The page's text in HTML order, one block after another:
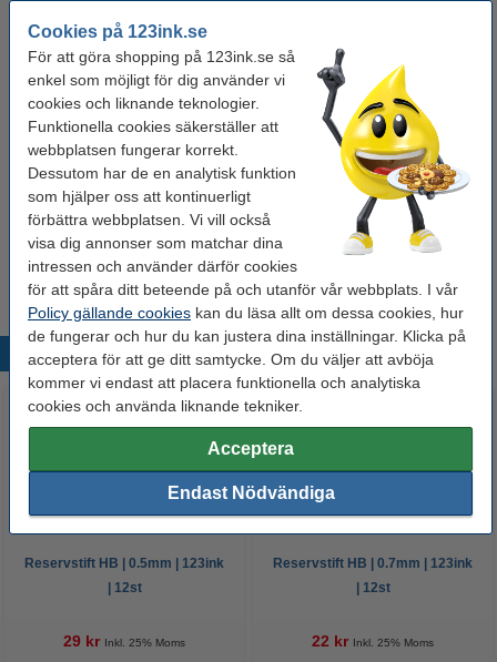
Cookies på 123ink.se
För att göra shopping på 123ink.se så
enkel som möjligt för dig använder vi
cookies och liknande teknologier.
Funktionella cookies säkerställer att
webbplatsen fungerar korrekt.
Dessutom har de en analytisk funktion
som hjälper oss att kontinuerligt
förbättra webbplatsen. Vi vill också
visa dig annonser som matchar dina
intressen och använder därför cookies
för att spåra ditt beteende på och utanför vår webbplats. I vår
Policy gällande cookies kan du läsa allt om dessa cookies, hur
de fungerar och hur du kan justera dina inställningar. Klicka på
acceptera för att ge ditt samtycke. Om du väljer att avböja
kommer vi endast att placera funktionella och analytiska
cookies och använda liknande tekniker.
Acceptera
Endast Nödvändiga
Glöm inte att beställa!
Blyertspenna HB | 123ink | 12st
110 kr
Pennvässare dubbel | 123ink | magnesium
15 kr
Pennvässare enkel | 123ink | magnesium
14 kr
Populära produkter
Reservstift HB | 0.5mm | 123ink
| 12st
29 kr Inkl. 25% Moms
Reservstift HB | 0.7mm | 123ink
| 12st
22 kr Inkl. 25% Moms